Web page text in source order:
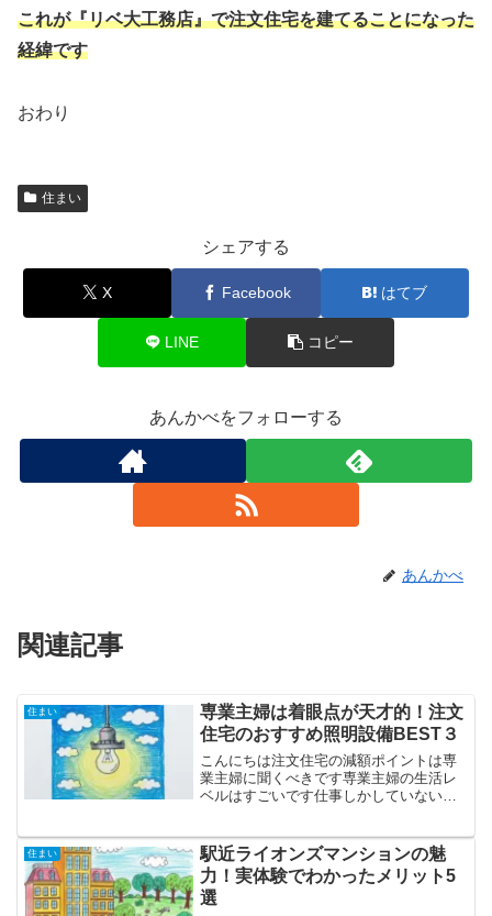
これが『リベ大工務店』で注文住宅を建てることになった
経緯です
おわり
住まい
シェアする
X Facebook はてブ
LINE コピー
あんかべをフォローする
あんかべ
関連記事
住まい
専業主婦は着眼点が天才的！注文
住宅のおすすめ照明設備BEST３
こんにちは注文住宅の減額ポイントは専
業主婦に聞くべきです専業主婦の生活レ
ベルはすごいです仕事しかしていない会
「みんなの当たり前を当たり前だと思わ
ないこと」妻が提案した照明...
住まい
駅近ライオンズマンションの魅
力！実体験でわかったメリット5
選